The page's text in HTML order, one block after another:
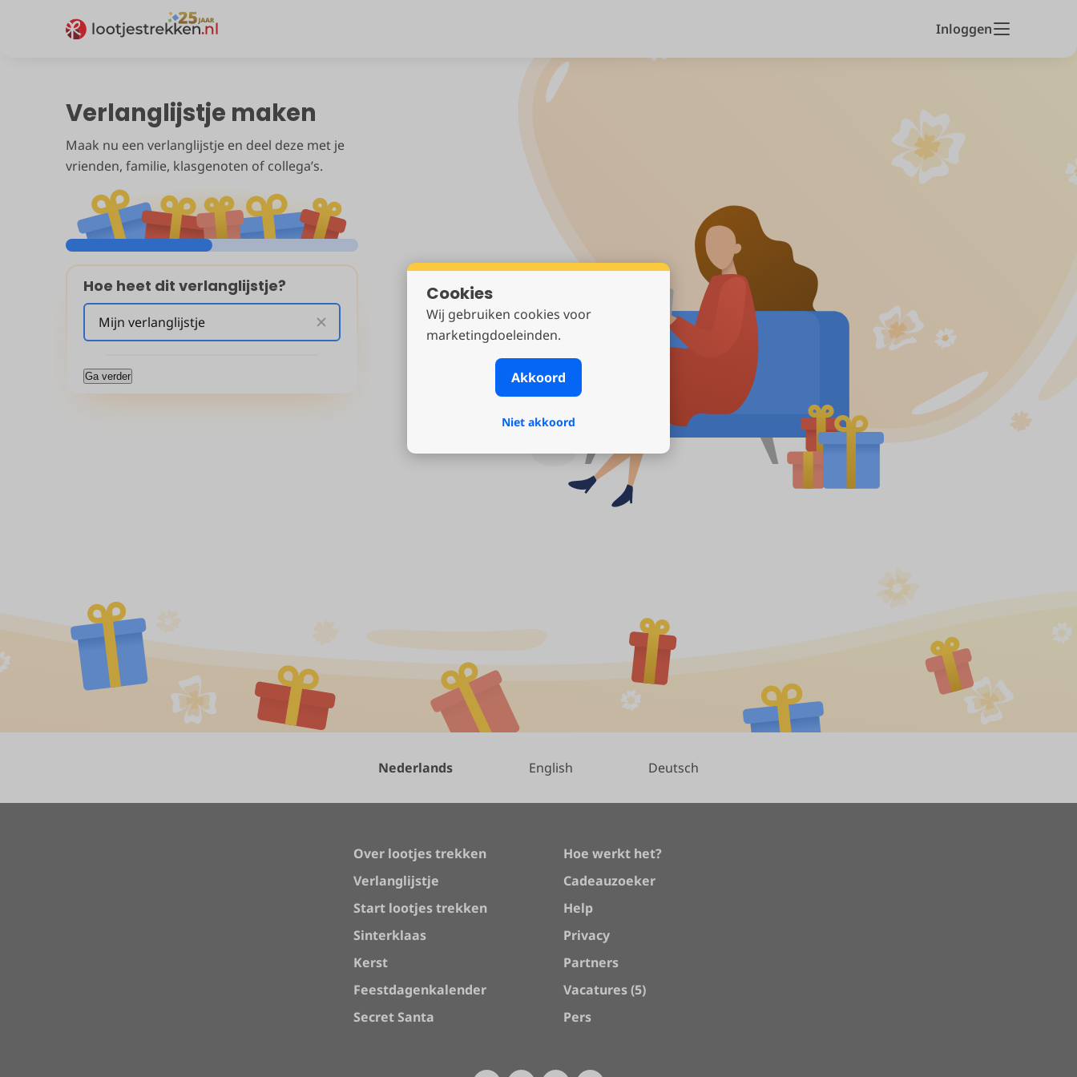
Inloggen
Verlanglijstje maken
Maak nu een verlanglijstje en deel deze met je
vrienden, familie, klasgenoten of collega’s.
Hoe heet dit verlanglijstje?
Nederlands English Deutsch
Over lootjes trekken
Verlanglijstje
Start lootjes trekken
Sinterklaas
Kerst
Feestdagenkalender
Secret Santa
Hoe werkt het?
Cadeauzoeker
Help
Privacy
Partners
Vacatures (5)
Pers
Cookies
Wij gebruiken cookies voor
marketingdoeleinden.
Akkoord
Niet akkoord